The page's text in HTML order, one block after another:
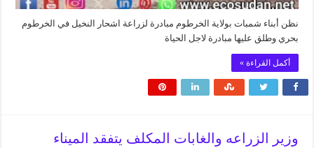
نظن أبناء شمبات بولاية الخرطوم مبادرة لزراعة اشحار النخيل في الخرطوم
بحري وطلق عليها مبادرة لاجل الحياة
أكمل القراءة »
وزير الزراعه والغابات المكلف يتفقد الميناء